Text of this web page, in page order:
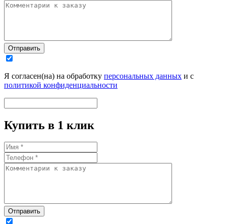
Отправить
Я согласен(на) на обработку персональных данных и с
политикой конфиденциальности
Купить в 1 клик
Отправить